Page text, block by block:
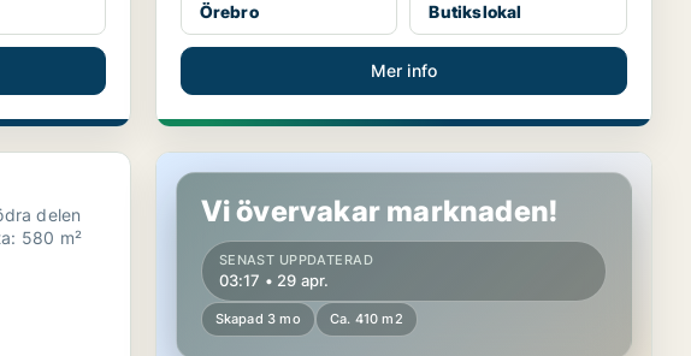
Örebro
Butikslokal
Mer info
Industrilokal i Örebro
Vi övervakar marknaden!
SENAST UPPDATERAD
03:17 • 29 apr.
Skapad 3 mo Ca. 410 m2